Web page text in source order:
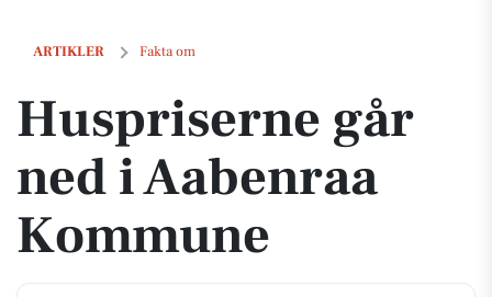
ARTIKLER Fakta om
Huspriserne går ned i Aabenraa Kommune
Huspriserne går
ned i Aabenraa
Kommune